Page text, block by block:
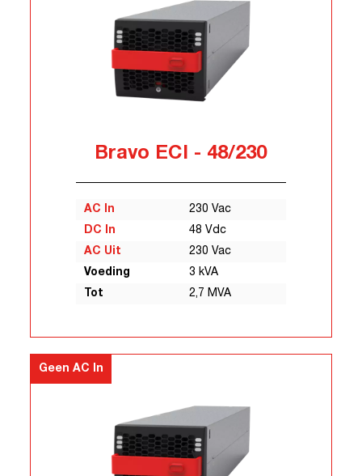
Bravo ECI - 48/230
AC In
230 Vac
DC In
48 Vdc
AC Uit
230 Vac
Voeding
3 kVA
Tot
2,7 MVA
Geen AC In